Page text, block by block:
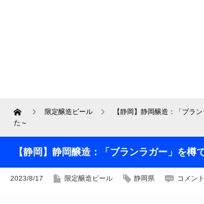
Home 限定醸造ビール
【静岡】静岡醸造：「ブラ
た～
【静岡】静岡醸造：「ブランラガー」を樽
2023/8/17 限定醸造ビール 静岡県 コメン